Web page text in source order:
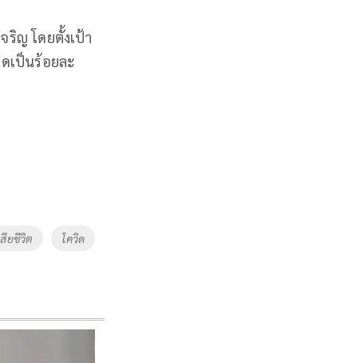
ริญ โดยตั้งเป้า
เป็นร้อยละ
สียชีวิต โควิด